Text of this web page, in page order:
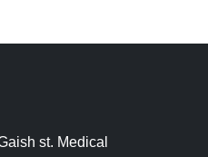
st. Medical